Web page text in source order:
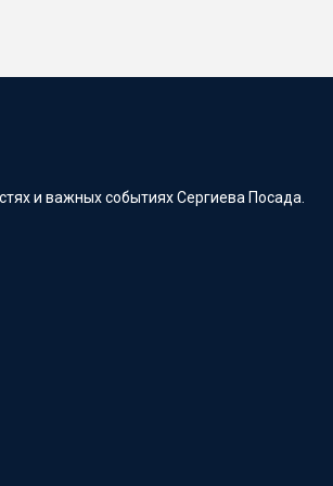
и важных событиях Сергиева Посада.